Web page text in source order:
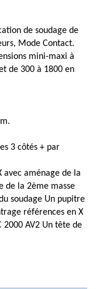
de soudage de
Mode Contact.
mini-maxi à
de 300 à 1800 en
3 côtés + par
avec aménage de la
de la 2ème masse
soudage Un pupitre
références en X
2000 AV2 Un tête de